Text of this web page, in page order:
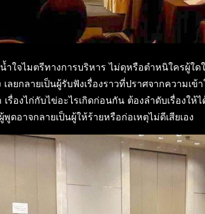
ำใจไมตรีทางการบริหาร ไม่ดุหรือตำหนิใครผู้ใ
เลยกลายเป็นผู้รับฟังเรื่องราวที่ปราศจากความเ
เรื่องไก่กับไข่อะไรเกิดก่อนกัน ต้องลำดับเรื่อง
พูดอาจกลายเป็นผู้ให้ร้ายหรือก่อเหตุไม่ดีเสียเอง